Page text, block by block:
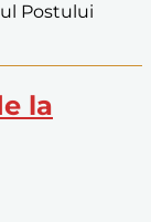
Postului
la